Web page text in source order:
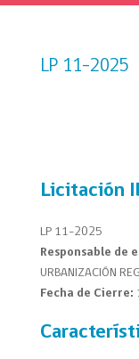
LP 11-2025
Licitación
LP 11-2025
Responsable de
URBANIZACIÓN
Fecha de Cierre: